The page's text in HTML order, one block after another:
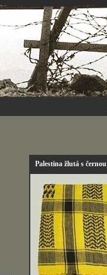
Palestina žlutá s černou